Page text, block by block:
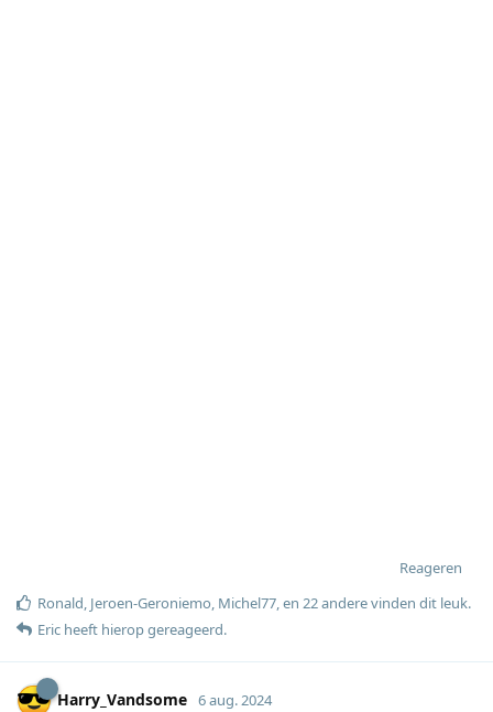
Reageren
Ronald, Jeroen-Geroniemo, Michel77, en 22anderevinden dit leuk.
Eric heeft hierop gereageerd.
Harry_Vandsome 6 aug. 2024